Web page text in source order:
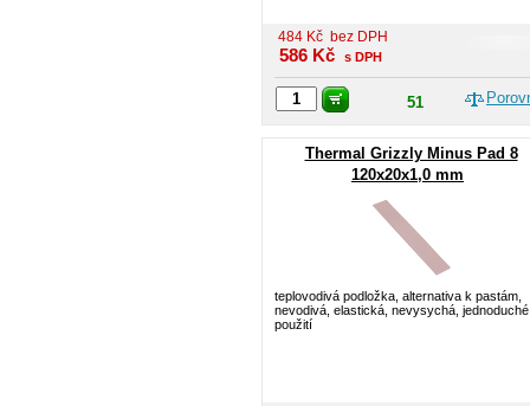
484 Kč bez DPH
586 Kč s DPH
51
Thermal Grizzly Minus Pad 8
120x20x1,0 mm
teplovodivá podložka, alternativa k pastám,
nevodivá, elastická, nevysychá, jednoduché
použití